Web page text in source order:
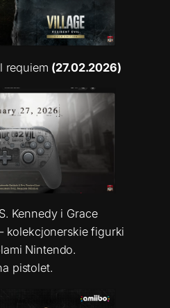
requiem (27.02.2026)
Kennedy i Grace
figurki
Nintendo.
pistolet.